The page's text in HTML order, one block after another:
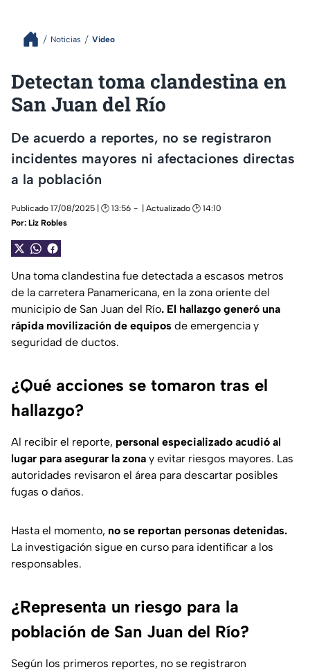
Noticias Video
Detectan toma clandestina en
San Juan del Río
De acuerdo a reportes, no se registraron
incidentes mayores ni afectaciones directas
a la población
Publicado 17/08/2025 | 🕑 13:56
| Actualizado 🕑 14:10
Por: Liz Robles
Una toma clandestina fue detectada a escasos metros
de la carretera Panamericana, en la zona oriente del
municipio de San Juan del Río. El hallazgo generó una
rápida movilización de equipos de emergencia y
seguridad de ductos.
¿Qué acciones se tomaron tras el
hallazgo?
Al recibir el reporte, personal especializado acudió al
lugar para asegurar la zona y evitar riesgos mayores. Las
autoridades revisaron el área para descartar posibles
fugas o daños.
Hasta el momento, no se reportan personas detenidas.
La investigación sigue en curso para identificar a los
responsables.
¿Representa un riesgo para la
población de San Juan del Río?
Según los primeros reportes, no se registraron